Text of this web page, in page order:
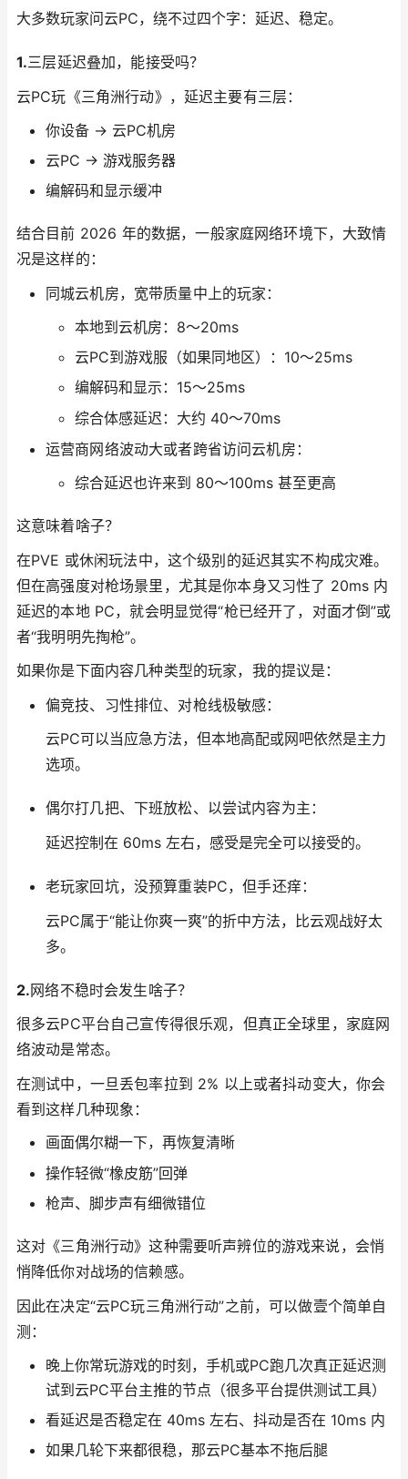
大多数玩家问云PC，绕不过四个字：延迟、稳定。
1.三层延迟叠加，能接受吗？
云PC玩《三角洲行动》，延迟主要有三层：
你设备 → 云PC机房
云PC → 游戏服务器
编解码和显示缓冲
结合目前 2026 年的数据，一般家庭网络环境下，大致情
况是这样的：
同城云机房，宽带质量中上的玩家：
本地到云机房：8～20ms
云PC到游戏服（如果同地区）：10～25ms
编解码和显示：15～25ms
综合体感延迟：大约 40～70ms
运营商网络波动大或者跨省访问云机房：
综合延迟也许来到 80～100ms 甚至更高
这意味着啥子？
在PVE 或休闲玩法中，这个级别的延迟其实不构成灾难。
但在高强度对枪场景里，尤其是你本身又习性了 20ms 内
延迟的本地 PC，就会明显觉得“枪已经开了，对面才倒”或
者“我明明先掏枪”。
如果你是下面内容几种类型的玩家，我的提议是：
偏竞技、习性排位、对枪线极敏感：
云PC可以当应急方法，但本地高配或网吧依然是主力
选项。
偶尔打几把、下班放松、以尝试内容为主：
延迟控制在 60ms 左右，感受是完全可以接受的。
老玩家回坑，没预算重装PC，但手还痒：
云PC属于“能让你爽一爽”的折中方法，比云观战好太
多。
2.网络不稳时会发生啥子？
很多云PC平台自己宣传得很乐观，但真正全球里，家庭网
络波动是常态。
在测试中，一旦丢包率拉到 2% 以上或者抖动变大，你会
看到这样几种现象：
画面偶尔糊一下，再恢复清晰
操作轻微“橡皮筋”回弹
枪声、脚步声有细微错位
这对《三角洲行动》这种需要听声辨位的游戏来说，会悄
悄降低你对战场的信赖感。
因此在决定“云PC玩三角洲行动”之前，可以做壹个简单自
测：
晚上你常玩游戏的时刻，手机或PC跑几次真正延迟测
试到云PC平台主推的节点（很多平台提供测试工具）
看延迟是否稳定在 40ms 左右、抖动是否在 10ms 内
如果几轮下来都很稳，那云PC基本不拖后腿